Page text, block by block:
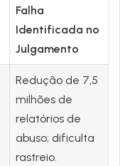
Falha
Identificada no
Julgamento
Redução de 7,5
milhões de
relatórios de
abuso; dificulta
rastreio.